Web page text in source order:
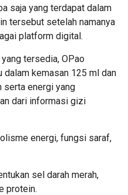
saja yang terdapat dalam
tersebut setelah namanya
platform digital.
tersedia, OPao
dalam kemasan 125 ml dan
serta energi yang
dari informasi gizi
energi, fungsi saraf,
sel darah merah,
protein.